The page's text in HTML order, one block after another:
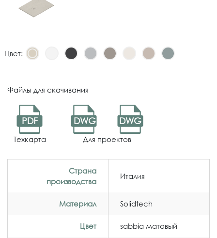
Цвет:
Файлы для скачивания
PDF
Техкарта
DWG DWG
Для проектов
Страна
производства
Италия
Материал Solidtech
Цвет sabbia матовый